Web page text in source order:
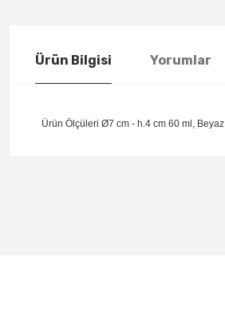
Ürün Bilgisi Yorumlar
Ürün Ölçüleri Ø7 cm - h.4 cm 60 ml, Beyaz